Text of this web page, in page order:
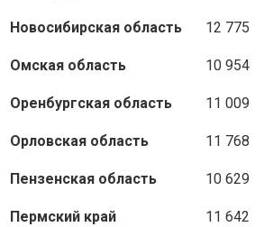
Новосибирская область 12 775
Омская область 10 954
Оренбургская область 11 009
Орловская область 11 768
Пензенская область 10 629
Пермский край 11 642